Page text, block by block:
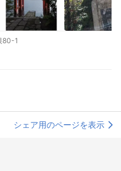
80-1
シェア用のページを表示